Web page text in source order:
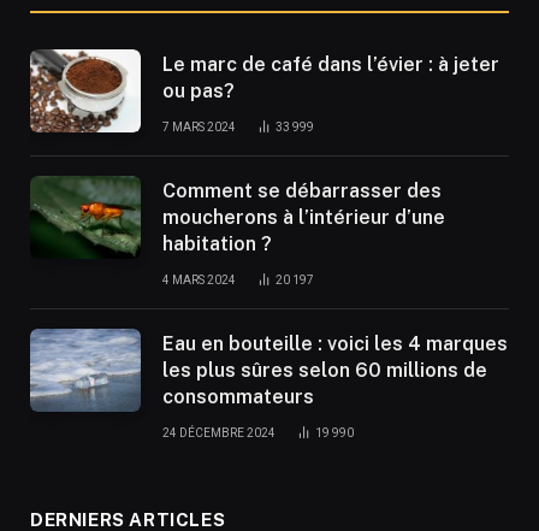
Le marc de café dans l’évier : à jeter
ou pas?
7 MARS 2024 33 999
Comment se débarrasser des
moucherons à l’intérieur d’une
habitation ?
4 MARS 2024 20 197
Eau en bouteille : voici les 4 marques
les plus sûres selon 60 millions de
consommateurs
24 DÉCEMBRE 2024 19 990
DERNIERS ARTICLES